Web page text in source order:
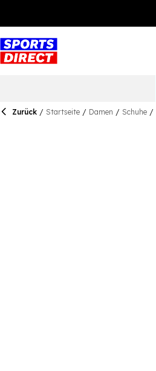
Zurück / Startseite / Damen / Schuhe /